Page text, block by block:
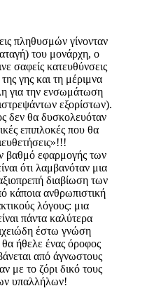
πληθυσμών γίνονταν
του μονάρχη, ο
σαφείς κατευθύνσεις
γης και τη μέριμνα
για την ενσωμάτωση
εξορίστων).
δεν θα δυσκολευόταν
επιπλοκές που θα
βαθμό εφαρμογής των
ότι λαμβανόταν μια
διαβίωση των
κάποια ανθρωπιστική
λόγους: μια
πάντα καλύτερα
έστω γνώση
ήθελε ένας όροφος
από άγνωστους
με το ζόρι δικό τους
υπαλλήλων!